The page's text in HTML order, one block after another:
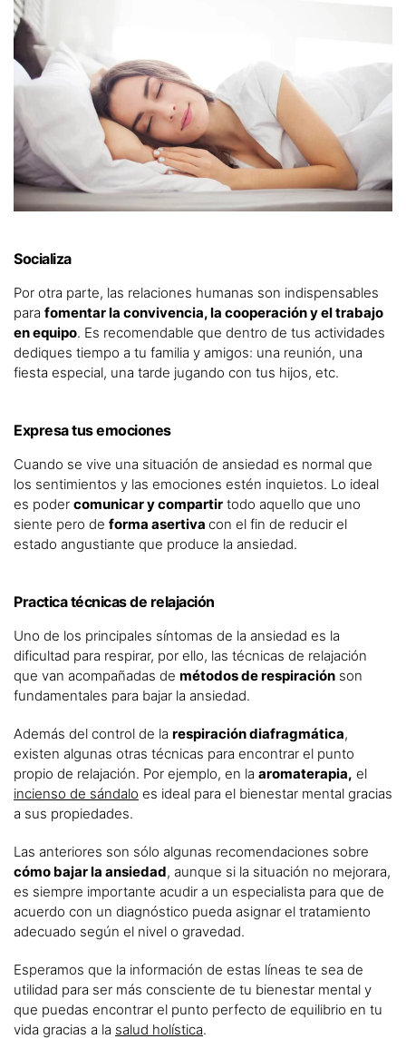
Socializa
Por otra parte, las relaciones humanas son indispensables
para fomentar la convivencia, la cooperación y el trabajo
en equipo. Es recomendable que dentro de tus actividades
dediques tiempo a tu familia y amigos: una reunión, una
fiesta especial, una tarde jugando con tus hijos, etc.
Expresa tus emociones
Cuando se vive una situación de ansiedad es normal que
los sentimientos y las emociones estén inquietos. Lo ideal
es poder comunicar y compartir todo aquello que uno
siente pero de forma asertiva con el fin de reducir el
estado angustiante que produce la ansiedad.
Practica técnicas de relajación
Uno de los principales síntomas de la ansiedad es la
dificultad para respirar, por ello, las técnicas de relajación
que van acompañadas de métodos de respiración son
fundamentales para bajar la ansiedad.
Además del control de la respiración diafragmática,
existen algunas otras técnicas para encontrar el punto
propio de relajación. Por ejemplo, en la aromaterapia, el
incienso de sándalo es ideal para el bienestar mental gracias
a sus propiedades.
Las anteriores son sólo algunas recomendaciones sobre
cómo bajar la ansiedad, aunque si la situación no mejorara,
es siempre importante acudir a un especialista para que de
acuerdo con un diagnóstico pueda asignar el tratamiento
adecuado según el nivel o gravedad.
Esperamos que la información de estas líneas te sea de
utilidad para ser más consciente de tu bienestar mental y
que puedas encontrar el punto perfecto de equilibrio en tu
vida gracias a la salud holística.